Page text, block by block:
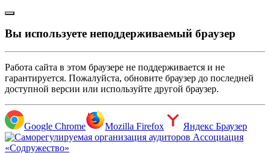
Вы используете неподдерживаемый браузер
Работа сайта в этом браузере не поддерживается и не
гарантируется. Пожалуйста, обновите браузер до последней
доступной версии или используйте другой браузер.
Google Chrome Mozilla Firefox Яндекс Браузер